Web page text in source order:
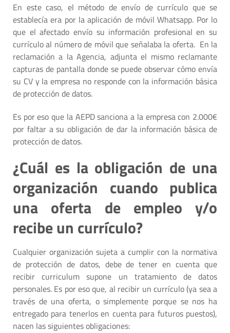
En este caso, el método de envío de currículo que se
establecía era por la aplicación de móvil Whatsapp. Por lo
que el afectado envío su información profesional en su
currículo al número de móvil que señalaba la oferta. En la
reclamación a la Agencia, adjunta el mismo reclamante
capturas de pantalla donde se puede observar cómo envía
su CV y la empresa no responde con la información básica
de protección de datos.
Es por eso que la AEPD sanciona a la empresa con 2.000€
por faltar a su obligación de dar la información básica de
protección de datos.
¿Cuál es la obligación de una
organización cuando publica
una oferta de empleo y/o
recibe un currículo?
Cualquier organización sujeta a cumplir con la normativa
de protección de datos, debe de tener en cuenta que
recibir curriculum supone un tratamiento de datos
personales. Es por eso que, al recibir un currículo (ya sea a
través de una oferta, o simplemente porque se nos ha
entregado para tenerlos en cuenta para futuros puestos),
nacen las siguientes obligaciones: